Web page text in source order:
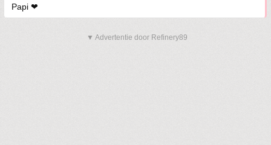
Papi ❤
▼ Advertentie door Refinery89